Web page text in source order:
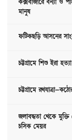
কক্সবাজারে বন্যা ও
মানুষ
ফটিকছড়ি আসনের
চট্টগ্রামে শিশু ইরা
চট্টগ্রামে
জলাবদ্ধতা থেকে
চসিক মেয়র